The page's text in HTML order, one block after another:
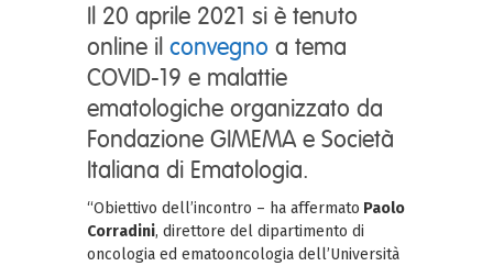
Il 20 aprile 2021 si è tenuto
online il convegno a tema
COVID-19 e malattie
ematologiche organizzato da
Fondazione GIMEMA e Società
Italiana di Ematologia.
“Obiettivo dell’incontro – ha affermato Paolo
Corradini, direttore del dipartimento di
oncologia ed ematooncologia dell’Università